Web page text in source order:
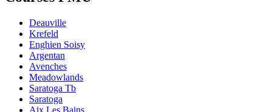
Deauville
Krefeld
Enghien Soisy
Argentan
Avenches
Meadowlands
Saratoga Tb
Saratoga
Aix Les Bains